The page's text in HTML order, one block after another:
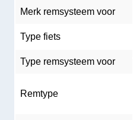
Merk remsysteem voor
Type fiets
Type remsysteem voor
Remtype